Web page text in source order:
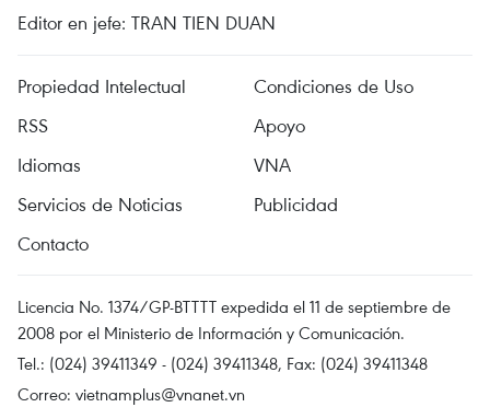
Editor en jefe: TRAN TIEN DUAN
Propiedad Intelectual
Condiciones de Uso
RSS
Apoyo
Idiomas
VNA
Servicios de Noticias
Publicidad
Contacto
Licencia No. 1374/GP-BTTTT expedida el 11 de septiembre de
2008 por el Ministerio de Información y Comunicación.
Tel.: (024) 39411349 - (024) 39411348, Fax: (024) 39411348
Correo: vietnamplus@vnanet.vn